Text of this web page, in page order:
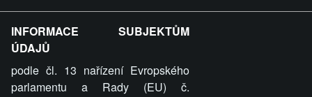
ZVRÁCENÝ.CZ - Svět není zvrácenej. To jen
ty lidi...
INFORMACE SUBJEKTŮM
ÚDAJŮ
podle čl. 13 nařízení Evropského
parlamentu a Rady (EU) č.